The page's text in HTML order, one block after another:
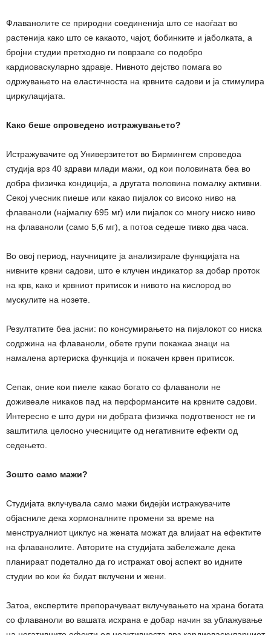
Флаванолите се природни соединенија што се наоѓаат во
растенија како што се какаото, чајот, бобинките и јаболката, а
бројни студии претходно ги поврзале со подобро
кардиоваскуларно здравје. Нивното дејство помага во
одржувањето на еластичноста на крвните садови и ја стимулира
циркулацијата.
Како беше спроведено истражувањето?
Истражувачите од Универзитетот во Бирмингем спроведоа
студија врз 40 здрави млади мажи, од кои половината беа во
добра физичка кондиција, а другата половина помалку активни.
Секој учесник пиеше или какао пијалок со високо ниво на
флаваноли (најмалку 695 мг) или пијалок со многу ниско ниво
на флаваноли (само 5,6 мг), а потоа седеше тивко два часа.
Во овој период, научниците ја анализирале функцијата на
нивните крвни садови, што е клучен индикатор за добар проток
на крв, како и крвниот притисок и нивото на кислород во
мускулите на нозете.
Резултатите беа јасни: по консумирањето на пијалокот со ниска
содржина на флаваноли, обете групи покажаа знаци на
намалена артериска функција и покачен крвен притисок.
Сепак, оние кои пиеле какао богато со флаваноли не
доживеале никаков пад на перформансите на крвните садови.
Интересно е што дури ни добрата физичка подготвеност не ги
заштитила целосно учесниците од негативните ефекти од
седењето.
Зошто само мажи?
Студијата вклучувала само мажи бидејќи истражувачите
објасниле дека хормоналните промени за време на
менструалниот циклус на жената можат да влијаат на ефектите
на флаванолите. Авторите на студијата забележале дека
планираат подетално да го истражат овој аспект во идните
студии во кои ќе бидат вклучени и жени.
Затоа, експертите препорачуваат вклучувањето на храна богата
со флаваноли во вашата исхрана е добар начин за ублажување